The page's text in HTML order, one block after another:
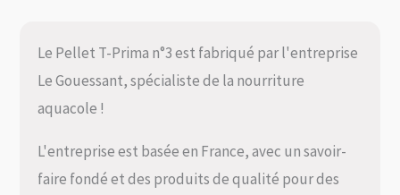
Le Pellet T-Prima n°3 est fabriqué par l'entreprise
Le Gouessant, spécialiste de la nourriture
aquacole !
L'entreprise est basée en France, avec un savoir-
faire fondé et des produits de qualité pour des